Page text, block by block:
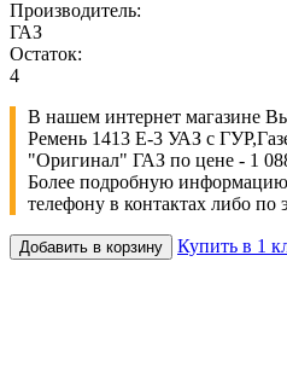
Производитель:
ГАЗ
Остаток:
4
В нашем интернет магазине
Ремень 1413 Е-3 УАЗ с
"Оригинал" ГАЗ по цене - 1
Более подробную
телефону в контактах либо по
Добавить в корзину Купить в 1